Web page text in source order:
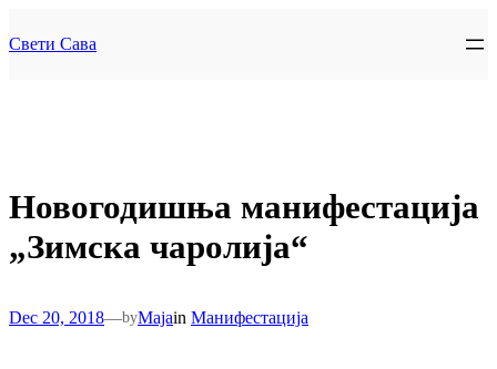
to
content
Свети Сава
Новогодишња манифестација
„Зимска чаролија“
Dec 20, 2018—byMajain Манифестација